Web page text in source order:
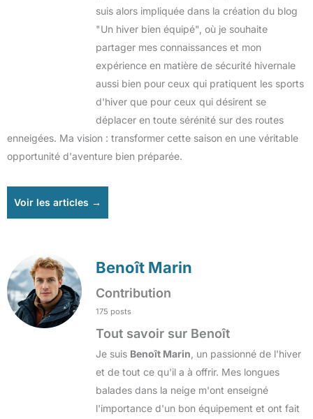
suis alors impliquée dans la création du blog
"Un hiver bien équipé", où je souhaite
partager mes connaissances et mon
expérience en matière de sécurité hivernale
aussi bien pour ceux qui pratiquent les sports
d'hiver que pour ceux qui désirent se
déplacer en toute sérénité sur des routes
enneigées. Ma vision : transformer cette saison en une véritable
opportunité d'aventure bien préparée.
Voir les articles →
Benoît Marin
Contribution
175 posts
Tout savoir sur Benoît
Je suis Benoît Marin, un passionné de l'hiver
et de tout ce qu'il a à offrir. Mes longues
balades dans la neige m'ont enseigné
l'importance d'un bon équipement et ont fait